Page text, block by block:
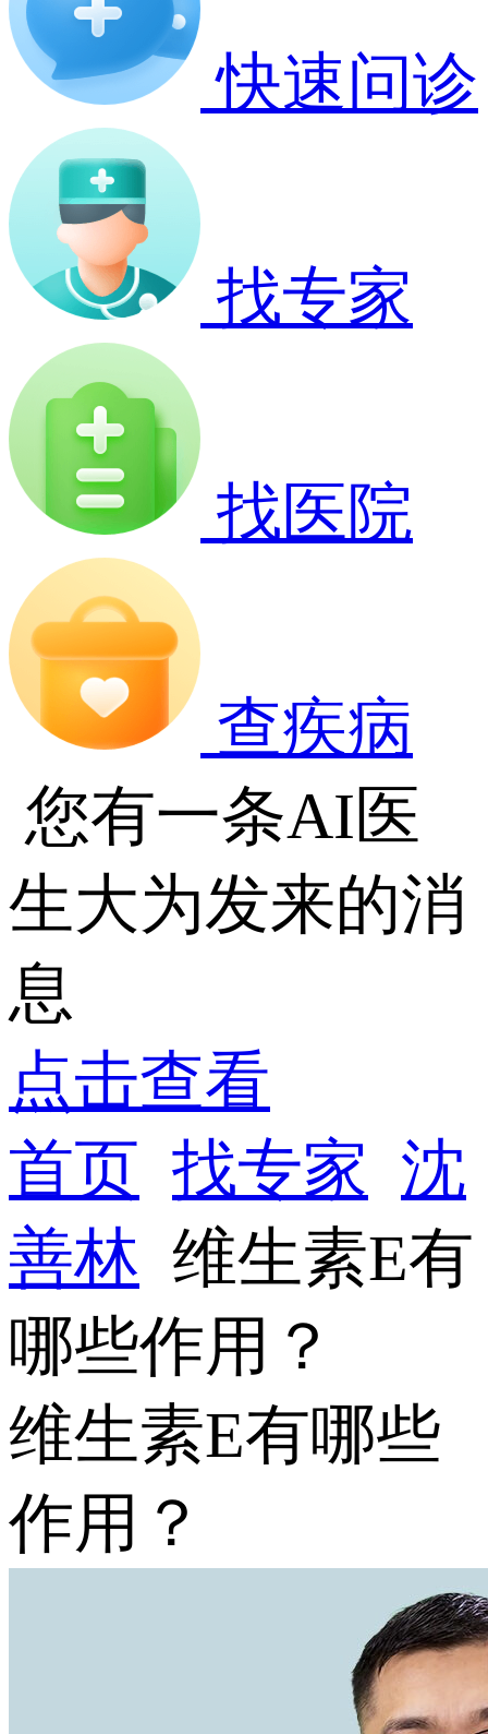
快速问诊
找专家
找医院
查疾病
您有一条AI医
生大为发来的消
息
点击查看
首页 找专家 沈
善林 维生素E有
哪些作用？
维生素E有哪些
作用？